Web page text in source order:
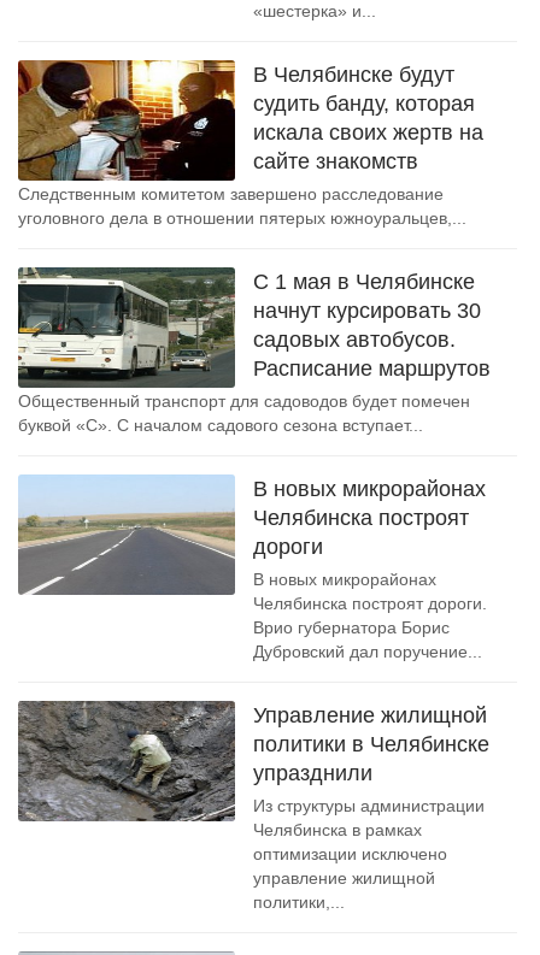
«шестерка» и...
В Челябинске будут
судить банду, которая
искала своих жертв на
сайте знакомств
Следственным комитетом завершено расследование
уголовного дела в отношении пятерых южноуральцев,...
С 1 мая в Челябинске
начнут курсировать 30
садовых автобусов.
Расписание маршрутов
Общественный транспорт для садоводов будет помечен
буквой «С». С началом садового сезона вступает...
В новых микрорайонах
Челябинска построят
дороги
В новых микрорайонах
Челябинска построят дороги.
Врио губернатора Борис
Дубровский дал поручение...
Управление жилищной
политики в Челябинске
упразднили
Из структуры администрации
Челябинска в рамках
оптимизации исключено
управление жилищной
политики,...